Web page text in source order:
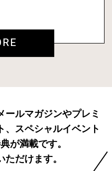
ルマガジンやプレミ
、スペシャルイベント
が満載です。
だけます。